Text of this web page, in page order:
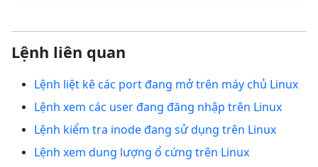
Lệnh liên quan
Lệnh liệt kê các port đang mở trên máy chủ Linux
Lệnh xem các user đang đăng nhập trên Linux
Lệnh kiểm tra inode đang sử dụng trên Linux
Lệnh xem dung lượng ổ cứng trên Linux